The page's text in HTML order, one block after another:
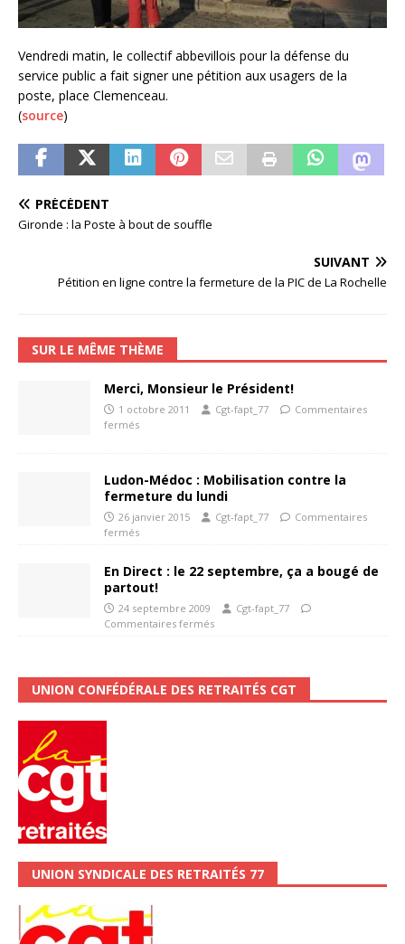
Vendredi matin, le collectif abbevillois pour la défense du
service public a fait signer une pétition aux usagers de la
poste, place Clemenceau.
(source)
PRÉCÉDENT
Gironde : la Poste à bout de souffle
SUIVANT
Pétition en ligne contre la fermeture de la PIC de La Rochelle
SUR LE MÊME THÈME
Merci, Monsieur le Président!
1 octobre 2011 Cgt-fapt_77
Commentaires
fermés
Ludon-Médoc : Mobilisation contre la
fermeture du lundi
26 janvier 2015 Cgt-fapt_77
Commentaires
fermés
En Direct : le 22 septembre, ça a bougé de
partout!
24 septembre 2009
Cgt-fapt_77
Commentaires fermés
UNION CONFÉDÉRALE DES RETRAITÉS CGT
UNION SYNDICALE DES RETRAITÉS 77